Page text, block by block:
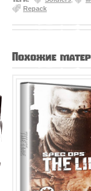
Repack
Похожие